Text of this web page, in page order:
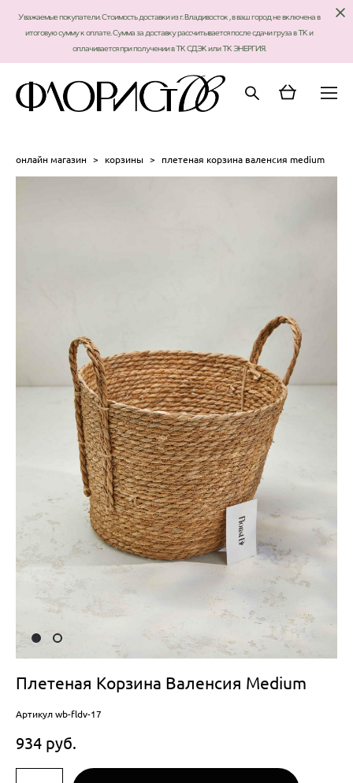
Уважаемые покупатели. Стоимость доставки из г. Владивосток , в ваш город не включена в
итоговую сумму к оплате. Сумма за доставку рассчитывается после сдачи груза в ТК и
оплачивается при получении в ТК СДЭК или ТК ЭНЕРГИЯ.
онлайн магазин > корзины > плетеная корзина валенсия medium
Плетеная Корзина Валенсия Medium
Артикул wb-fldv-17
934 pуб.